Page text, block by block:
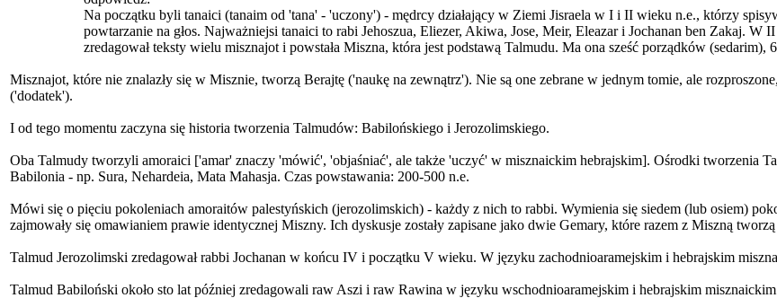
Na początku byli tanaici (tanaim od 'tana' - 'uczony') - mędrcy działający w Ziemi Jisraela w I i II wieku n.e., którzy
powtarzanie na głos. Najważniejsi tanaici to rabi Jehoszua, Eliezer, Akiwa, Jose, Meir, Eleazar i Jochanan ben Zakaj. W
zredagował teksty wielu misznajot i powstała Miszna, która jest podstawą Talmudu. Ma ona sześć porządków (sedarim),
Misznajot, które nie znalazły się w Misznie, tworzą Berajtę ('naukę na zewnątrz'). Nie są one zebrane w jednym tomie, ale
('dodatek').
I od tego momentu zaczyna się historia tworzenia Talmudów: Babilońskiego i Jerozolimskiego.
Oba Talmudy tworzyli amoraici ['amar' znaczy 'mówić', 'objaśniać', ale także 'uczyć' w misznaickim hebrajskim]. Ośrodki tworzenia
Babilonia - np. Sura, Nehardeia, Mata Mahasja. Czas powstawania: 200-500 n.e.
Mówi się o pięciu pokoleniach amoraitów palestyńskich (jerozolimskich) - każdy z nich to rabbi. Wymienia się siedem (lub osiem)
zajmowały się omawianiem prawie identycznej Miszny. Ich dyskusje zostały zapisane jako dwie Gemary, które razem z Miszną
Talmud Jerozolimski zredagował rabbi Jochanan w końcu IV i początku V wieku. W języku zachodnioaramejskim i hebrajskim
Talmud Babiloński około sto lat później zredagowali raw Aszi i raw Rawina w języku wschodnioaramejskim i hebrajskim